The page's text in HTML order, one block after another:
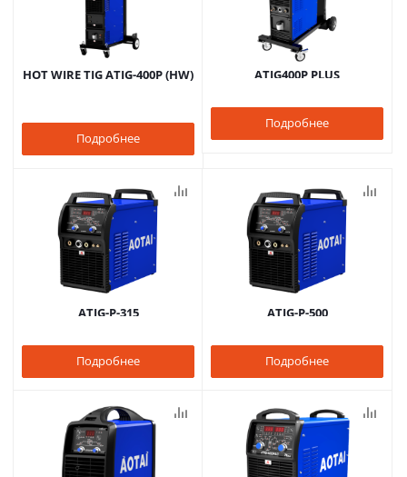
HOT WIRE TIG ATIG-400P (HW)
Подробнее
ATIG400P PLUS
Подробнее
ATIG-P-315
Подробнее
ATIG-P-500
Подробнее